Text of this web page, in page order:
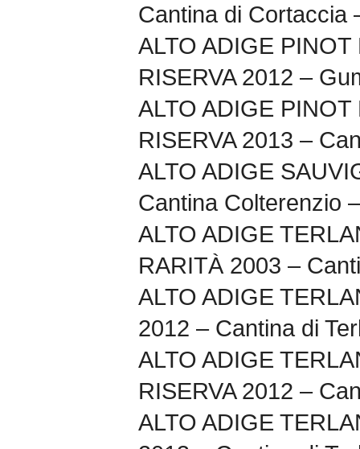
Cantina di Cortaccia
ALTO ADIGE
RISERVA 2012 –
ALTO ADIGE
RISERVA 2013 –
ALTO ADIGE
Cantina Colterenzio
ALTO ADIGE
RARITÀ 2003 –
ALTO ADIGE
2012 – Cantina di
ALTO ADIGE
RISERVA 2012 –
ALTO ADIGE